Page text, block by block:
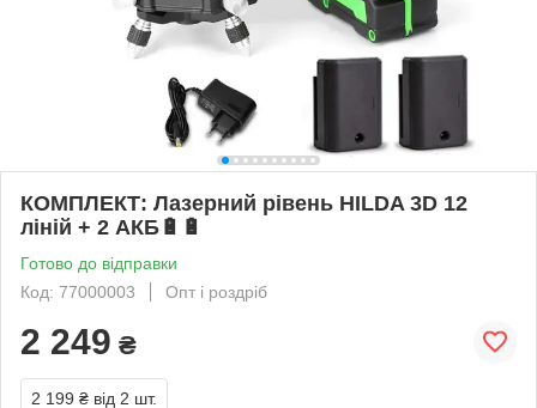
КОМПЛЕКТ: Лазерний рівень HILDA 3D 12
ліній + 2 АКБ🔋🔋
Готово до відправки
Код: 77000003
Опт і роздріб
2 249 ₴
2 199 ₴ від 2 шт.